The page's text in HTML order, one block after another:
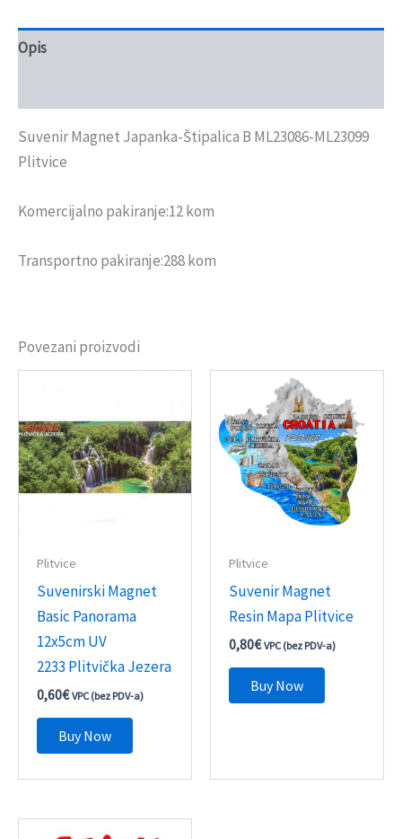
Opis
Suvenir Magnet Japanka-Štipalica B ML23086-ML23099
Plitvice
Komercijalno pakiranje:12 kom
Transportno pakiranje:288 kom
Povezani proizvodi
Plitvice
Suvenirski Magnet
Basic Panorama
12x5cm UV
2233 Plitvička Jezera
0,60€ VPC (bez PDV-a)
Buy Now
Plitvice
Suvenir Magnet
Resin Mapa Plitvice
0,80€ VPC (bez PDV-a)
Buy Now